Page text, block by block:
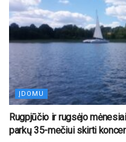
ĮDOMU
Rugpjūčio ir rugsėjo
parkų 35-mečiui skirti